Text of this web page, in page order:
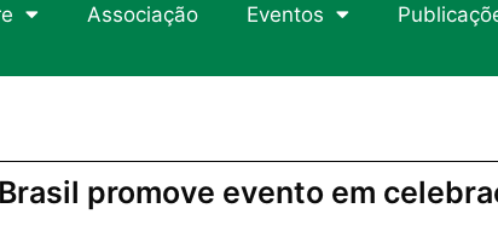
89/2/718/2840746
Associação Eventos
promove evento em